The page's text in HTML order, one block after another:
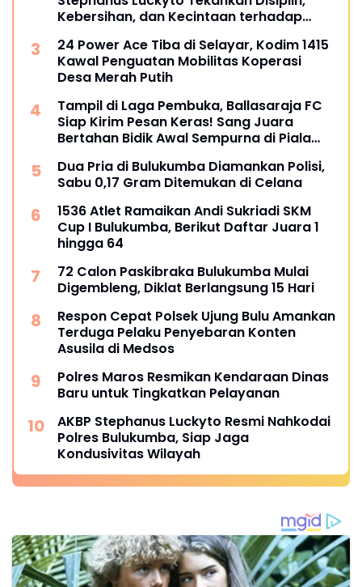
Kebersihan, dan Kecintaan terhadap
24 Power Ace Tiba di Selayar, Kodim 1415
Kawal Penguatan Mobilitas Koperasi
Desa Merah Putih
Tampil di Laga Pembuka, Ballasaraja FC
Siap Kirim Pesan Keras! Sang Juara
Bertahan Bidik Awal Sempurna di Piala
Dua Pria di Bulukumba Diamankan Polisi,
Sabu 0,17 Gram Ditemukan di Celana
1536 Atlet Ramaikan Andi Sukriadi SKM
Cup I Bulukumba, Berikut Daftar Juara 1
hingga 64
72 Calon Paskibraka Bulukumba Mulai
Digembleng, Diklat Berlangsung 15 Hari
Respon Cepat Polsek Ujung Bulu Amankan
Terduga Pelaku Penyebaran Konten
Asusila di Medsos
Polres Maros Resmikan Kendaraan Dinas
Baru untuk Tingkatkan Pelayanan
AKBP Stephanus Luckyto Resmi Nahkodai
Polres Bulukumba, Siap Jaga
Kondusivitas Wilayah